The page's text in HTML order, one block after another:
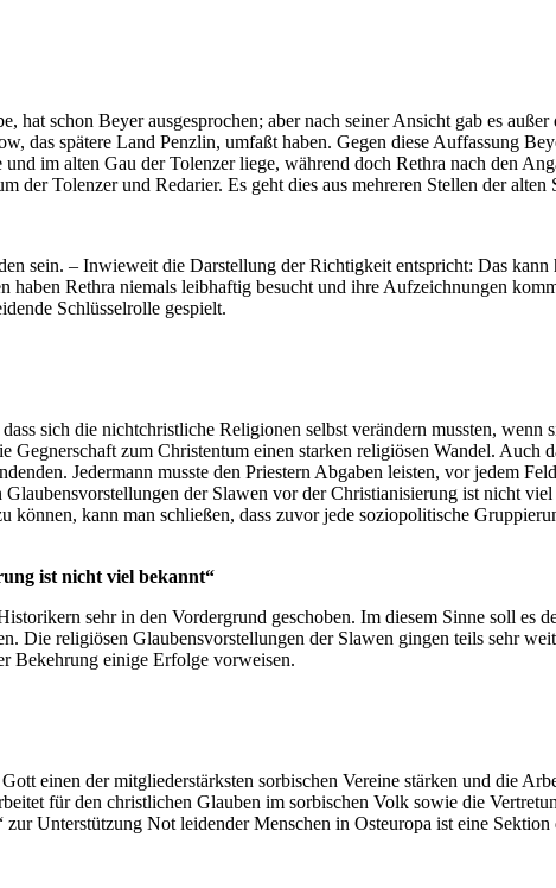
hat schon Beyer ausgesprochen; aber nach seiner Ansicht gab es
das spätere Land Penzlin, umfaßt haben. Gegen diese Auffassung
im alten Gau der Tolenzer liege, während doch Rethra nach den
Tolenzer und Redarier. Es geht dies aus mehreren Stellen der alten
sein. – Inwieweit die Darstellung der Richtigkeit entspricht: Das
haben Rethra niemals leibhaftig besucht und ihre Aufzeichnungen
Schlüsselrolle gespielt.
sich die nichtchristliche Religionen selbst verändern mussten,
zum Christentum einen starken religiösen Wandel. Auch
Jedermann musste den Priestern Abgaben leisten, vor jedem
der Slawen vor der Christianisierung ist nicht
kann man schließen, dass zuvor jede soziopolitische
ist nicht viel bekannt“
sehr in den Vordergrund geschoben. Im diesem Sinne soll es
Die religiösen Glaubensvorstellungen der Slawen gingen teils sehr weit
Bekehrung einige Erfolge vorweisen.
einen der mitgliederstärksten sorbischen Vereine stärken und die
für den christlichen Glauben im sorbischen Volk sowie die
Unterstützung Not leidender Menschen in Osteuropa ist eine